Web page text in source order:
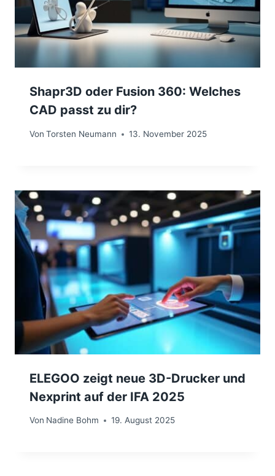
Shapr3D oder Fusion 360: Welches
CAD passt zu dir?
Von Torsten Neumann 13. November 2025
ELEGOO zeigt neue 3D-Drucker und
Nexprint auf der IFA 2025
Von Nadine Bohm 19. August 2025